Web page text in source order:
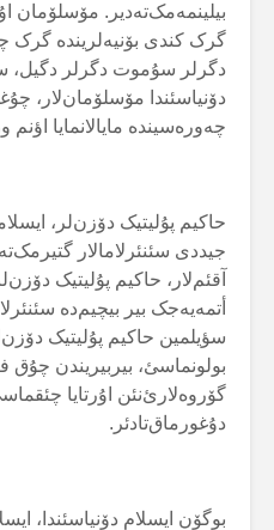
بیلینمەمک‌تەدیر. مۆسلۆمان
گرک کندی بۆنیەلریندە گرک
دگرلر سۇموت دگرلر دگیل،
دۆنیاسئندا مۆسلۆمان‌لار،
چەورەسیندە مایالانمایا اؤنم
حاکیم پۇلیتیک دۆزن‌لر،
جیددی سئنئرلامالار
آقئم‌لار، حاکیم پۇلیتیک
أتمەیەجک بیر بیچیم‌دە
سؤیلمین حاکیم پۇلیتیک
بولونماسئ، بیربیریندن چۇق
گۆروەلارئ‌نئن اۇرتایا
دۇغورماق‌تادئر.
بوگۆن ایسلام دۆنیاسئندا،